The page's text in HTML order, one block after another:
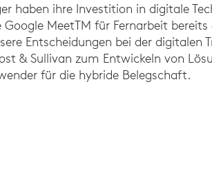
haben ihre Investition in digitale
MeetTM für Fernarbeit
Entscheidungen bei der digitalen
& Sullivan zum Entwickeln von
für die hybride Belegschaft.